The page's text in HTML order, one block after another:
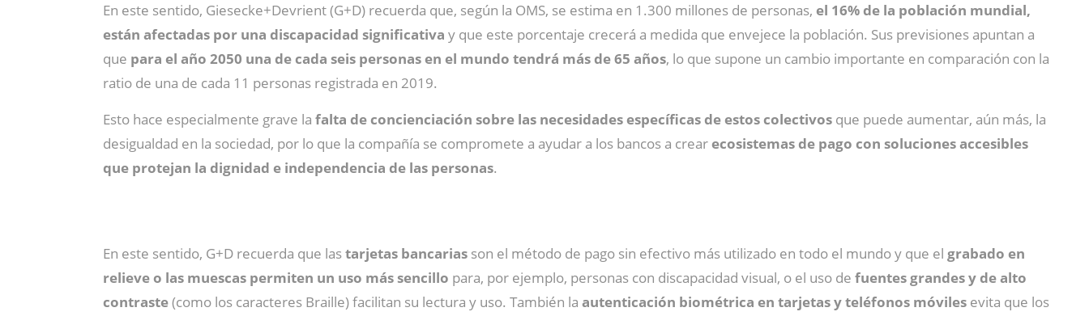
En este sentido, Giesecke+Devrient (G+D) recuerda que, según la OMS, se estima en 1.300 millones de personas, el 16% de la población mundial,
están afectadas por una discapacidad significativa y que este porcentaje crecerá a medida que envejece la población. Sus previsiones apuntan a
que para el año 2050 una de cada seis personas en el mundo tendrá más de 65 años, lo que supone un cambio importante en comparación con la
ratio de una de cada 11 personas registrada en 2019.
Esto hace especialmente grave la falta de concienciación sobre las necesidades específicas de estos colectivos que puede aumentar, aún más, la
desigualdad en la sociedad, por lo que la compañía se compromete a ayudar a los bancos a crearecosistemas de pago con soluciones accesibles
que protejan la dignidad e independencia de las personas.
En este sentido, G+D recuerda que lastarjetas bancarias son el método de pago sin efectivo más utilizado en todo el mundo y que el grabado en
relieve o las muescas permiten un uso más sencillo para, por ejemplo, personas con discapacidad visual, o el uso de fuentes grandes y de alto
contraste(como los caracteres Braille) facilitan su lectura y uso. También la autenticación biométrica en tarjetas y teléfonos móviles evita que los